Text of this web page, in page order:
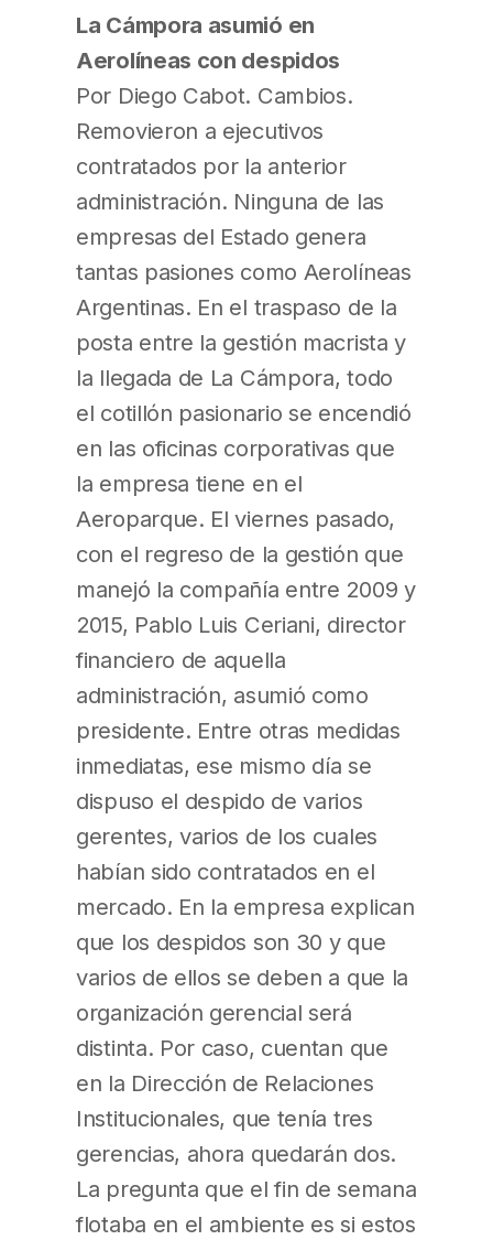
La Cámpora asumió en
Aerolíneas con despidos
Por Diego Cabot. Cambios.
Removieron a ejecutivos
contratados por la anterior
administración. Ninguna de las
empresas del Estado genera
tantas pasiones como Aerolíneas
Argentinas. En el traspaso de la
posta entre la gestión macrista y
la llegada de La Cámpora, todo
el cotillón pasionario se encendió
en las oficinas corporativas que
la empresa tiene en el
Aeroparque. El viernes pasado,
con el regreso de la gestión que
manejó la compañía entre 2009 y
2015, Pablo Luis Ceriani, director
financiero de aquella
administración, asumió como
presidente. Entre otras medidas
inmediatas, ese mismo día se
dispuso el despido de varios
gerentes, varios de los cuales
habían sido contratados en el
mercado. En la empresa explican
que los despidos son 30 y que
varios de ellos se deben a que la
organización gerencial será
distinta. Por caso, cuentan que
en la Dirección de Relaciones
Institucionales, que tenía tres
gerencias, ahora quedarán dos.
La pregunta que el fin de semana
flotaba en el ambiente es si estos